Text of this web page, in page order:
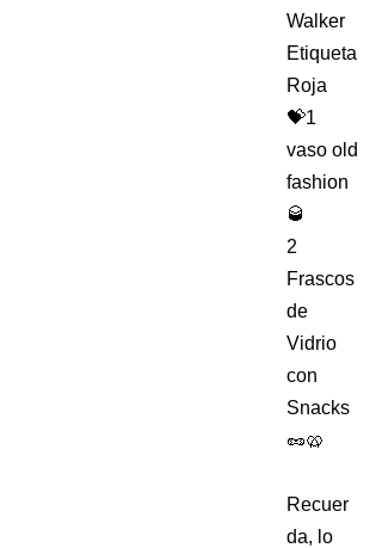
Walker
Etiqueta
Roja
💝1
vaso old
fashion
🥃
2
Frascos
de
Vidrio
con
Snacks
🥜🥨
Recuer
da, lo